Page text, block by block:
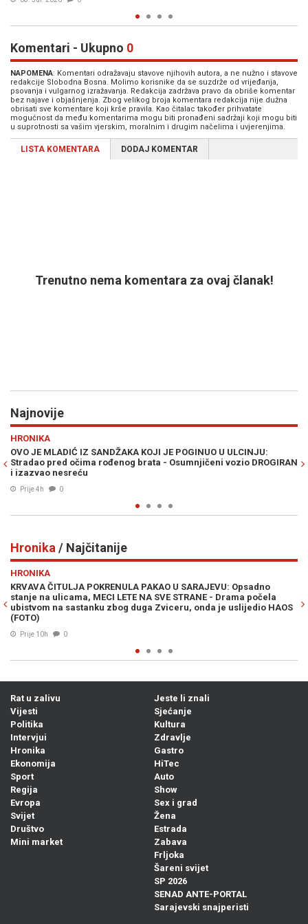
Komentari - Ukupno 0
NAPOMENA: Komentari odražavaju stavove njihovih autora, a ne nužno i stavove
redakcije Slobodna Bosna. Molimo korisnike da se suzdrže od vrijeđanja,
psovanja i vulgarnog izražavanja. Redakcija zadržava pravo da obriše komentar
bez najave i objašnjenja. Zbog velikog broja komentara redakcija nije dužna
obrisati sve komentare koji krše pravila. Kao čitalac također prihvatate
mogućnost da među komentarima mogu biti pronađeni sadržaji koji mogu biti
u suprotnosti sa vašim vjerskim, moralnim i drugim načelima i uvjerenjima.
LISTA KOMENTARA DODAJ KOMENTAR
Trenutno nema komentara za ovaj članak!
Najnovije
U ULCINJU:
vozio DROGIRAN
PLANIRAN VELIKI KOPNENI NAPAD NA IRAN:
ulogu Pakistana i Avganistana - "Plan
Hronika / Najčitanije
Opsadno
- Drama počela
je uslijedio HAOS
POTVRĐENA OPTUŽNICA PROTIV SLUŽBENICE
knjižila uplate i oštetila državu za 186.415 KM
07. Avg. 2026
Rat u zalivu
Vijesti
Politika
Intervjui
Hronika
Ekonomija
Sport
Regija
Evropa
Svijet
Društvo
Mini market
Jeste li znali
Sjećanje
Kultura
Zdravlje
Gastro
HiTec
Auto
Show
Sex i grad
Žena
Estrada
Zabava
Frljoka
Šareni svijet
SP 2026
SENAD ANTE-PORTAL
Sarajevski snajperisti